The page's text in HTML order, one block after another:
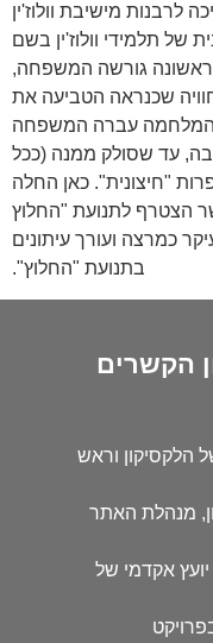
לרבנות מישיבת וולוז'ין
של תלמידי וולוז'ין בשם
גורשה המשפחה,
שכנראה הטביעה את
המלחמה עברה המשפחה
עד שסולק ממנה (ככל
"חיצונית". כאן החלה
הצטרף לתנועת "החלוץ
כמרצה ועורך עיתונים
בתנועת "החלוץ".
הקשרים
הלקסיקון וראש
מנהלת האתר
יועץ אקדמי של